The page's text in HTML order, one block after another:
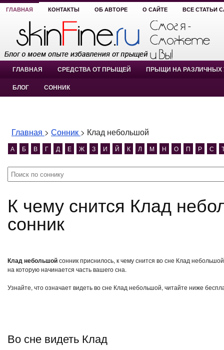
ГЛАВНАЯ КОНТАКТЫ ОБ АВТОРЕ О САЙТЕ ВСЕ СТАТЬИ
ГЛАВНАЯ СРЕДСТВА ОТ ПРЫЩЕЙ ПРЫЩИ НА РАЗЛИЧНЫХ
БЛОГ СОННИК
Главная > Сонник > Клад небольшой
А Б В Г Д Е Ж З И Й К Л М Н О П Р С
К чему снится Клад небольшой? Клад небольшой
сонник
Клад небольшойсонник приснилось, к чему снится во сне Клад
на которую начинается часть вашего сна.
Узнайте, что означает видеть во сне Клад небольшой, читайте ниже
Во сне видеть Клад